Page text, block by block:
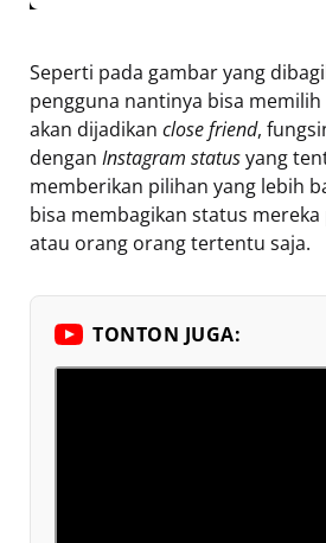
Seperti pada gambar yang
pengguna nantinya bisa
akan dijadikan close friend,
dengan Instagram statusyang
memberikan pilihan yang lebih
bisa membagikan status
atau orang orang tertentu saja.
TONTON JUGA: